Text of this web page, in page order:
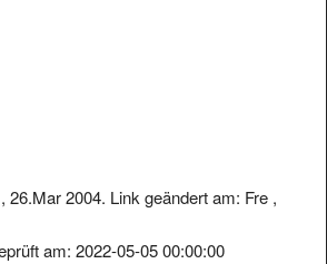
26.Mar 2004. Link geändert am: Fre ,
am: 2022-05-05 00:00:00